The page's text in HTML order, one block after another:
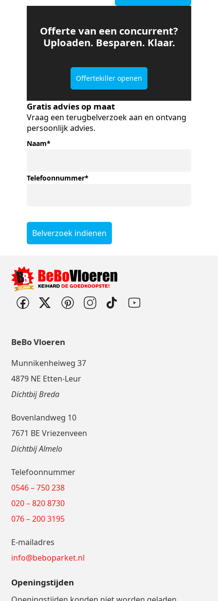
Offerte van een concurrent?
Uploaden. Besparen. Klaar.
Offertekiller openen
Gratis advies op maat
Vraag een terugbelverzoek aan en ontvang
persoonlijk advies.
Naam*
Telefoonnummer*
Belverzoek indienen
BeBo Vloeren
Munnikenheiweg 37
4879 NE Etten-Leur
Dichtbij Breda
Bovenlandweg 10
7671 BE Vriezenveen
Dichtbij Almelo
Telefoonnummer
0546 – 750 238
020 – 820 8730
076 – 200 3195
E-mailadres
info@beboparket.nl
Openingstijden